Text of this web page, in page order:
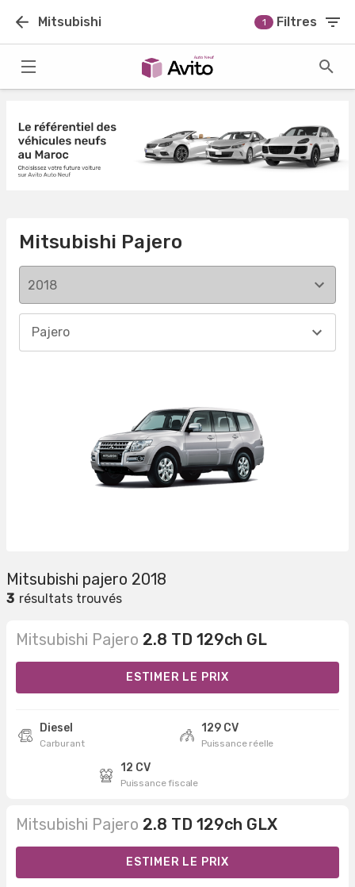
Mitsubishi 1 Filtres
Mitsubishi Pajero
2018
Pajero
Mitsubishi pajero 2018
3 résultats trouvés
Mitsubishi Pajero 2.8 TD 129ch GL
ESTIMER LE PRIX
Diesel
Carburant
129 CV
Puissance réelle
12 CV
Puissance fiscale
Mitsubishi Pajero 2.8 TD 129ch GLX
ESTIMER LE PRIX